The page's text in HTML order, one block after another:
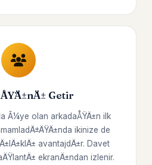
Getir
Ã¼ye olan arkadaÅŸÄ±n ilk
ikinize de
avantajdÄ±r. Davet
ekranÄ±ndan izlenir.